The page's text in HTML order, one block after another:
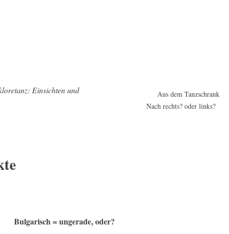
Einsichten und Aus dem Tanzschrank
Nach rechts? oder links?
Bulgarisch = ungerade, oder?